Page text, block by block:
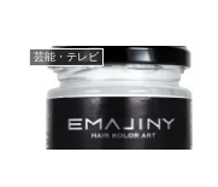
芸能・テレビ